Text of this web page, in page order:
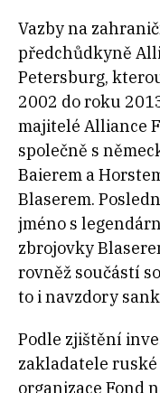
Vazby na
předchůdkyně
Petersburg,
2002 do roku
majitelé Alliance
společně s
Baierem a
Blaserem.
jméno s
zbrojovky
rovněž součástí
to i navzdory
Podle zjištění
zakladatele
organizace Fond